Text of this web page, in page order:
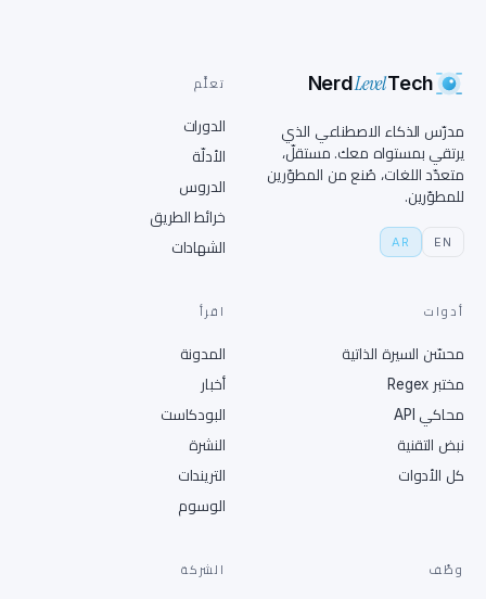
NerdLevelTech
مدرّس الذكاء الاصطناعي الذي
يرتقي بمستواه معك. مستقلّ،
متعدّد اللغات، صُنع من المطوّرين
للمطوّرين.
EN
AR
تعلَّم
الدورات
الأدلّة
الدروس
خرائط الطريق
الشهادات
أدوات
محسّن السيرة الذاتية
مختبر Regex
محاكي API
نبض التقنية
كل الأدوات
اقرأ
المدونة
أخبار
البودكاست
النشرة
التريندات
الوسوم
وظّف الشركة